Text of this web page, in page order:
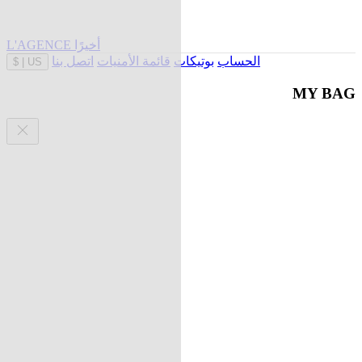
L'AGENCE أخيرًا
US
$ الحساب بوتيكات قائمة الأمنيات اتصل بنا
MY BAG